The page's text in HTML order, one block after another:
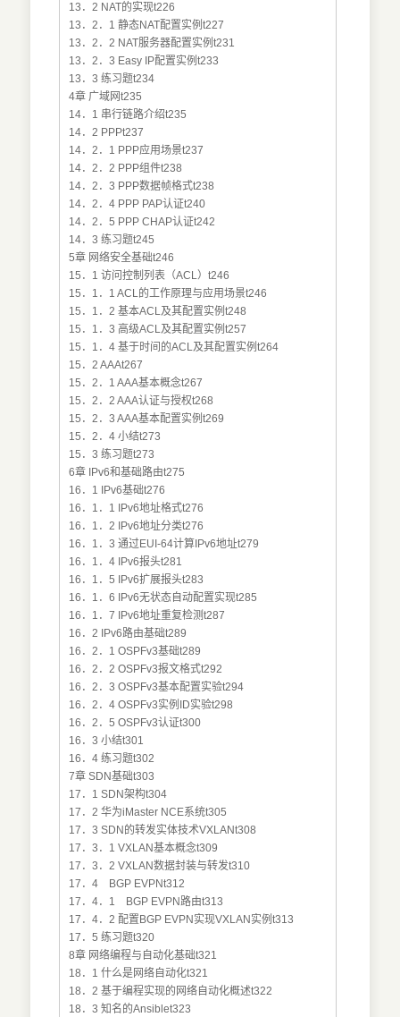
13．2 NAT的实现t226
13．2．1 静态NAT配置实例t227
13．2．2 NAT服务器配置实例t231
13．2．3 Easy IP配置实例t233
13．3 练习题t234
4章 广域网t235
14．1 串行链路介绍t235
14．2 PPPt237
14．2．1 PPP应用场景t237
14．2．2 PPP组件t238
14．2．3 PPP数据帧格式t238
14．2．4 PPP PAP认证t240
14．2．5 PPP CHAP认证t242
14．3 练习题t245
5章 网络安全基础t246
15．1 访问控制列表（ACL）t246
15．1．1 ACL的工作原理与应用场景t246
15．1．2 基本ACL及其配置实例t248
15．1．3 高级ACL及其配置实例t257
15．1．4 基于时间的ACL及其配置实例t264
15．2 AAAt267
15．2．1 AAA基本概念t267
15．2．2 AAA认证与授权t268
15．2．3 AAA基本配置实例t269
15．2．4 小结t273
15．3 练习题t273
6章 IPv6和基础路由t275
16．1 IPv6基础t276
16．1．1 IPv6地址格式t276
16．1．2 IPv6地址分类t276
16．1．3 通过EUI-64计算IPv6地址t279
16．1．4 IPv6报头t281
16．1．5 IPv6扩展报头t283
16．1．6 IPv6无状态自动配置实现t285
16．1．7 IPv6地址重复检测t287
16．2 IPv6路由基础t289
16．2．1 OSPFv3基础t289
16．2．2 OSPFv3报文格式t292
16．2．3 OSPFv3基本配置实验t294
16．2．4 OSPFv3实例ID实验t298
16．2．5 OSPFv3认证t300
16．3 小结t301
16．4 练习题t302
7章 SDN基础t303
17．1 SDN架构t304
17．2 华为iMaster NCE系统t305
17．3 SDN的转发实体技术VXLANt308
17．3．1 VXLAN基本概念t309
17．3．2 VXLAN数据封装与转发t310
17．4 BGP EVPNt312
17．4．1 BGP EVPN路由t313
17．4．2 配置BGP EVPN实现VXLAN实例t313
17．5 练习题t320
8章 网络编程与自动化基础t321
18．1 什么是网络自动化t321
18．2 基于编程实现的网络自动化概述t322
18．3 知名的Ansiblet323